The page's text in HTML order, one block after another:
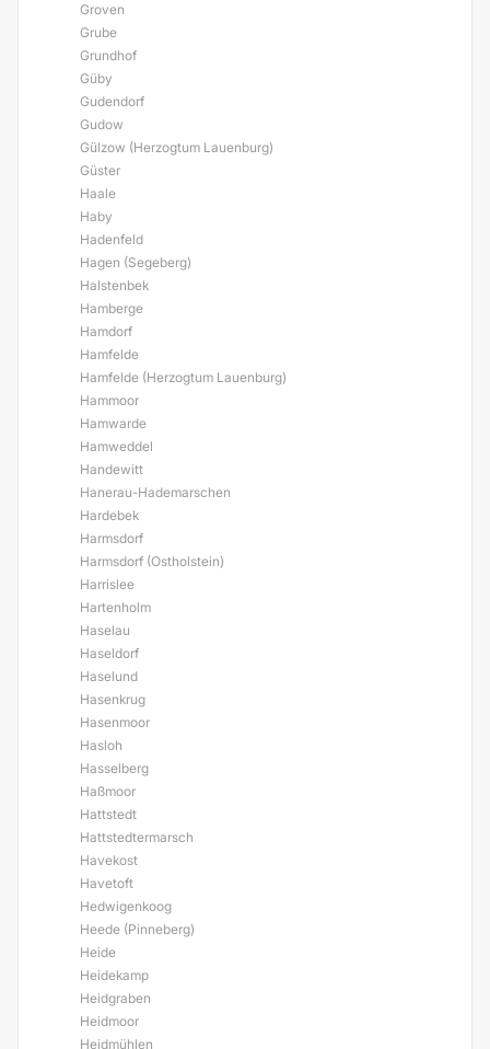
Groven
Grube
Grundhof
Güby
Gudendorf
Gudow
Gülzow (Herzogtum Lauenburg)
Güster
Haale
Haby
Hadenfeld
Hagen (Segeberg)
Halstenbek
Hamberge
Hamdorf
Hamfelde
Hamfelde (Herzogtum Lauenburg)
Hammoor
Hamwarde
Hamweddel
Handewitt
Hanerau-Hademarschen
Hardebek
Harmsdorf
Harmsdorf (Ostholstein)
Harrislee
Hartenholm
Haselau
Haseldorf
Haselund
Hasenkrug
Hasenmoor
Hasloh
Hasselberg
Haßmoor
Hattstedt
Hattstedtermarsch
Havekost
Havetoft
Hedwigenkoog
Heede (Pinneberg)
Heide
Heidekamp
Heidgraben
Heidmoor
Heidmühlen